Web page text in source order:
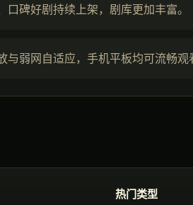
口碑好剧持续上架，剧库更加丰富。
与弱网自适应，手机平板均可流畅观
热门类型